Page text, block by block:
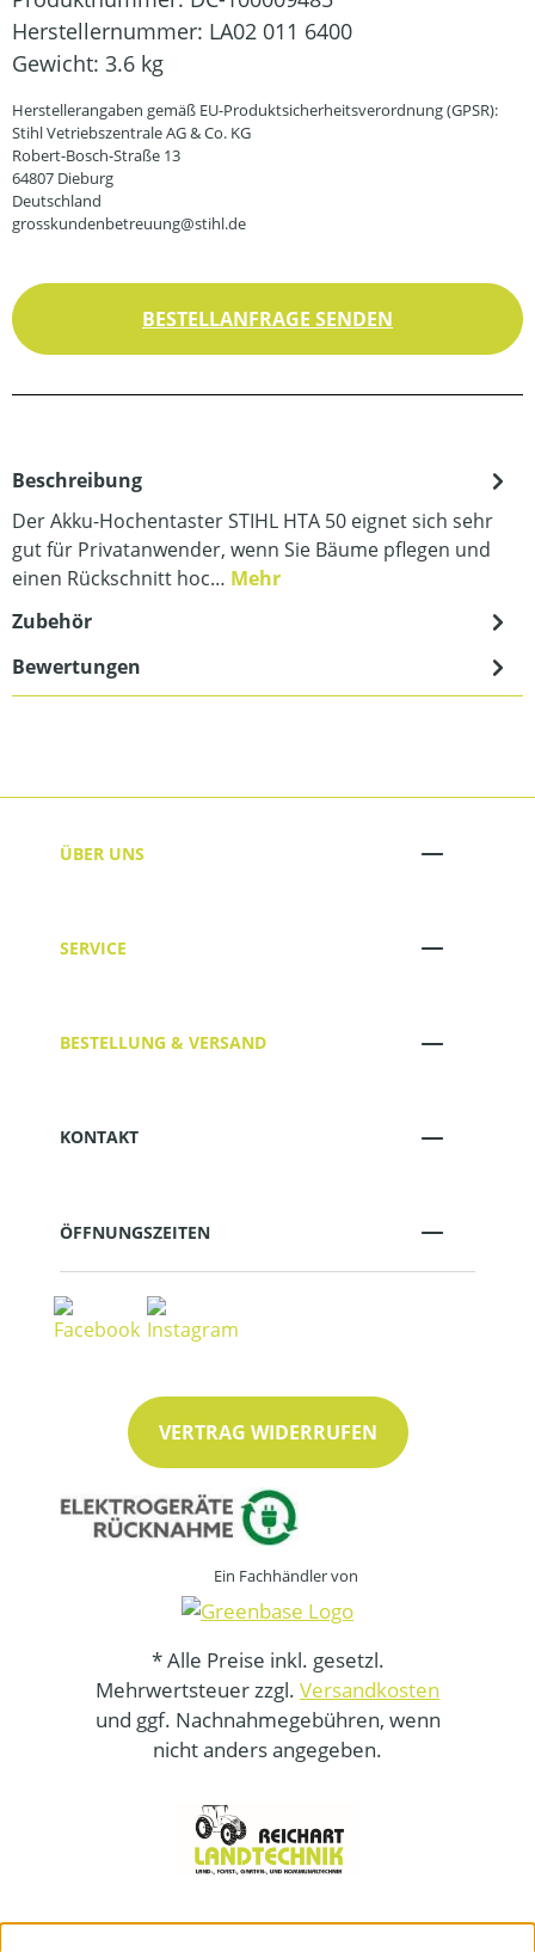
Herstellernummer: LA02 011 6400
Gewicht: 3.6 kg
Herstellerangaben gemäß EU-Produktsicherheitsverordnung (GPSR):
Stihl Vetriebszentrale AG & Co. KG
Robert-Bosch-Straße 13
64807 Dieburg
Deutschland
grosskundenbetreuung@stihl.de
BESTELLANFRAGE SENDEN
Beschreibung
Der Akku-Hochentaster STIHL HTA 50 eignet sich sehr
gut für Privatanwender, wenn Sie Bäume pflegen und
einen Rückschnitt hoc… Mehr
Zubehör
Bewertungen
ÜBER UNS
SERVICE
BESTELLUNG & VERSAND
KONTAKT
ÖFFNUNGSZEITEN
VERTRAG WIDERRUFEN
Ein Fachhändler von
* Alle Preise inkl. gesetzl.
Mehrwertsteuer zzgl. Versandkosten
und ggf. Nachnahmegebühren, wenn
nicht anders angegeben.